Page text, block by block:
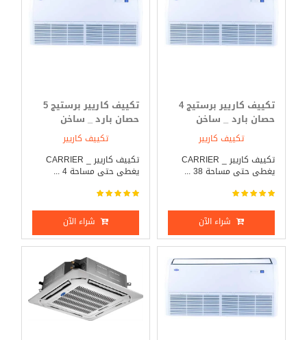
تكييف كاريير برستيج 4
حصان بارد _ ساخن
تكييف كاريير
تكييف كاريير _ CARRIER
يغطى حتى مساحة 38 ...
شراء الآن
تكييف كاريير برستيج 5
حصان بارد _ ساخن
تكييف كاريير
تكييف كاريير _ CARRIER
يغطى حتى مساحة 4 ...
شراء الآن